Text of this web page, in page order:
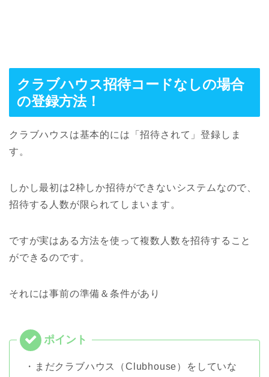
クラブハウス招待コードなしの場合
の登録方法！
クラブハウスは基本的には「招待されて」登録しま
す。
しかし最初は2枠しか招待ができないシステムなので、
招待する人数が限られてしまいます。
ですが実はある方法を使って複数人数を招待すること
ができるのです。
それには事前の準備＆条件があり
・まだクラブハウス（Clubhouse）をしていな